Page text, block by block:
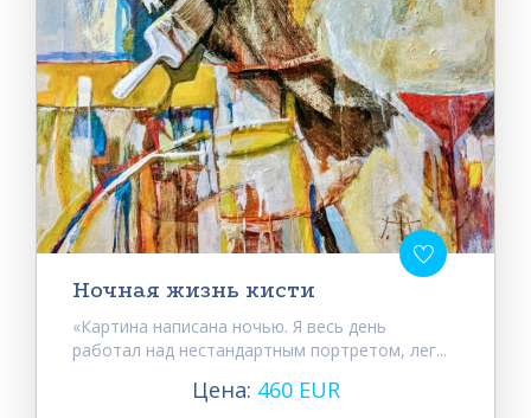
Ночная жизнь кисти
«Картина написана ночью. Я весь день
работал над нестандартным портретом, лег...
Цена: 460 EUR